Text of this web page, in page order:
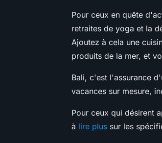
Pour ceux en quête
retraites de yoga et la
Ajoutez à cela une
produits de la mer, et
Bali, c'est l'assurance
vacances sur mesure,
Pour ceux qui désirent
à lire plus sur les